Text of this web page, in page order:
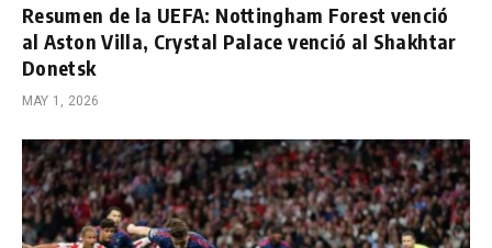
Resumen de la UEFA: Nottingham Forest venció
al Aston Villa, Crystal Palace venció al Shakhtar
Donetsk
MAY 1, 2026